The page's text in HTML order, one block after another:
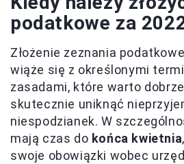
podatkowe za
Złożenie zeznania
wiąże się z określonymi
zasadami, które warto
skutecznie uniknąć
niespodzianek. W
mają czas do końca kwietnia
swoje obowiązki wobec